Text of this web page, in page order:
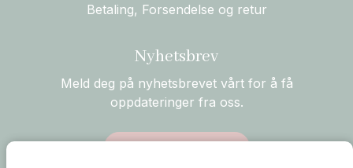
Betaling, Forsendelse og retur
Nyhetsbrev
Meld deg på nyhetsbrevet vårt for å få
oppdateringer fra oss.